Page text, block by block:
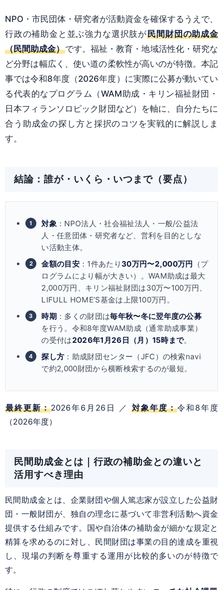
NPO・市民団体・研究者が活動資金を確保するうえで、
行政の補助金と並ぶ強力な選択肢が民間財団の助成金
（民間助成金）です。福祉・教育・地域活性化・研究な
ど分野は幅広く、使い道の柔軟性が高いのが特徴。本記
事では令和8年度（2026年度）に実際に公募が動いてい
る代表的なプログラム（WAM助成・キリン福祉財団・
日本フィランソロピック財団など）を軸に、自分たちに
合う助成金の探し方と採択のコツを実戦的に解説しま
す。
結論：誰が・いくら・いつまで（要点）
対象 ：NPO法人・社会福祉法人・一般/公益法
人・任意団体・研究者など、営利を目的としな
い活動主体。
金額の目安 ：1件あたり 30万円〜2,000万円 （プ
ログラムにより幅が大きい）。WAM助成は最大
2,000万円、キリン福祉財団は30万〜100万円、
LIFULL HOME’S基金は上限100万円。
時期 ：多くの財団は毎年秋〜冬に翌年度の公募
を行う。令和8年度WAM助成（通常助成事業）
の受付は2026年1月26日（月）15時まで。
探し方 ：助成財団センター（JFC）の検索navi
で約2,000財団から横断検索するのが最短。
最終更新：2026年6月26日 ／ 対象年度：令和8年度
（2026年度）
民間助成金とは｜行政の補助金との違いと
活用すべき理由
民間助成金とは、企業財団や個人篤志家が設立した公益財
団・一般財団が、独自の理念に基づいて非営利活動へ資金
提供する仕組みです。国や自治体の補助金が細かな規定と
精算を求めるのに対し、民間財団は事業の目的達成を重視
し、現場の判断を尊重する運用が比較的多いのが特徴で
す。